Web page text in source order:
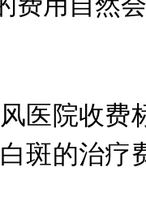
医院收费
斑的治疗